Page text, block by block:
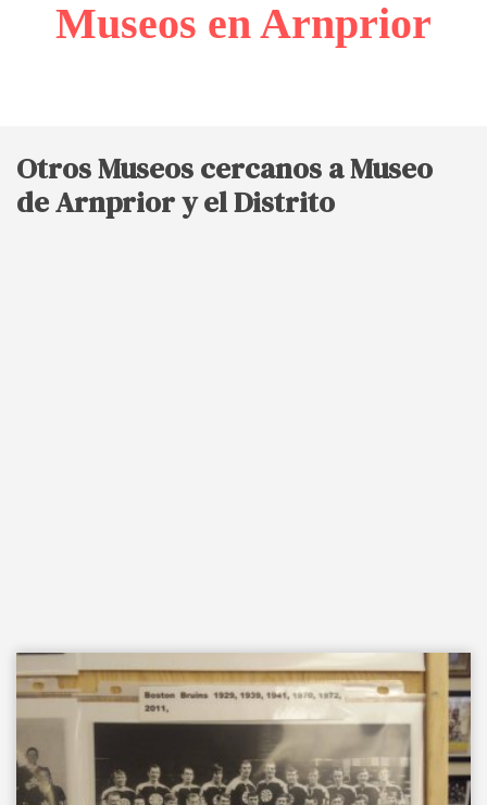
Museos en Arnprior
Otros Museos cercanos a Museo
de Arnprior y el Distrito